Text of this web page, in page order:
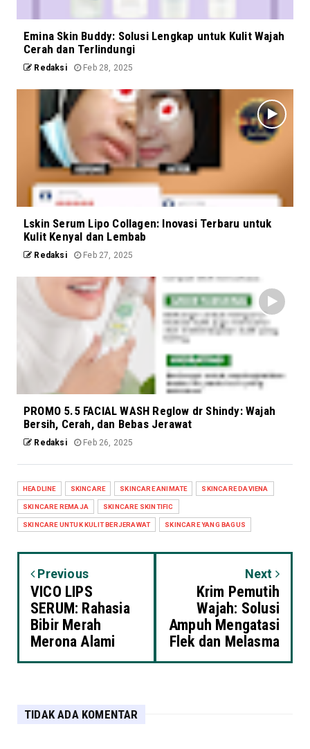
Emina Skin Buddy: Solusi Lengkap untuk Kulit Wajah
Cerah dan Terlindungi
Redaksi Feb 28, 2025
Lskin Serum Lipo Collagen: Inovasi Terbaru untuk
Kulit Kenyal dan Lembab
Redaksi Feb 27, 2025
PROMO 5.5 FACIAL WASH Reglow dr Shindy: Wajah
Bersih, Cerah, dan Bebas Jerawat
Redaksi Feb 26, 2025
HEADLINE SKINCARE SKINCARE ANIMATE SKINCARE DAVIENA
SKINCARE REMAJA SKINCARE SKINTIFIC
SKINCARE UNTUK KULIT BERJERAWAT SKINCARE YANG BAGUS
Previous
VICO LIPS
SERUM: Rahasia
Bibir Merah
Merona Alami
Next
Krim Pemutih
Wajah: Solusi
Ampuh Mengatasi
Flek dan Melasma
TIDAK ADA KOMENTAR